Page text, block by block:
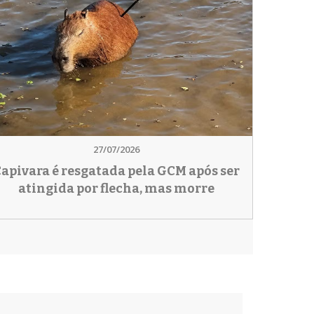
27/07/2026
é resgatada pela GCM após ser
atingida por flecha, mas morre